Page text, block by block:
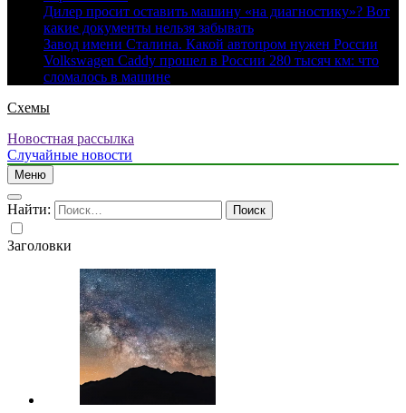
Дилер просит оставить машину «на диагностику»? Вот
какие документы нельзя забывать
Завод имени Сталина. Какой автопром нужен России
Volkswagen Caddy прошел в России 280 тысяч км: что
сломалось в машине
Схемы
Новостная рассылка
Случайные новости
Меню
Найти:
Заголовки